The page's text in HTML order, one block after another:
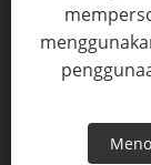
HUBUNGI
Hak Cipta ©
Mesin